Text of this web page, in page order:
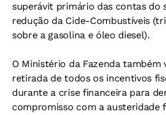
superávit primário das contas do
redução da Cide-Combustíveis
sobre a gasolina e óleo diesel).
O Ministério da Fazenda também
retirada de todos os incentivos
durante a crise financeira para
compromisso com a austeridade